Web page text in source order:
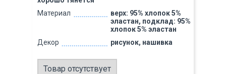
Материал
верх: 95% хлопок 5%
эластан, подклад: 95%
хлопок 5% эластан
Декор
рисунок, нашивка
Товар отсутствует